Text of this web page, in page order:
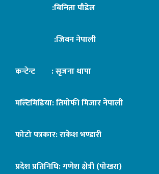
:बिनिता पौडेल
:जिबन नेपाली
कन्टेन्ट : सृजना थापा
मल्टिमिडिया: तिमोफी मिजार नेपाली
फोटो पत्रकार: राकेश भण्डारी
प्रदेश प्रतिनिधि: गणेश क्षेत्री (पोखरा)